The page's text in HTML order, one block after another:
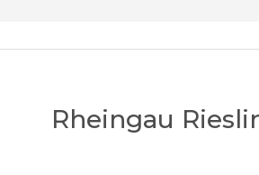
Rheingau